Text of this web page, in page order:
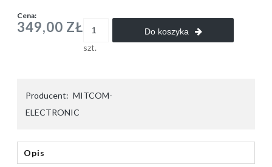
Cena:
349,00 ZŁ
szt.
Do koszyka
Producent: MITCOM-
ELECTRONIC
Opis